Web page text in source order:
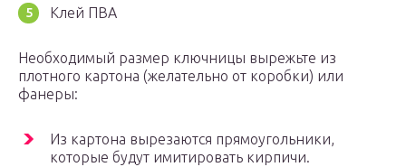
Клей ПВА
Необходимый размер ключницы вырежьте из
плотного картона (желательно от коробки) или
фанеры:
Из картона вырезаются прямоугольники,
которые будут имитировать кирпичи.